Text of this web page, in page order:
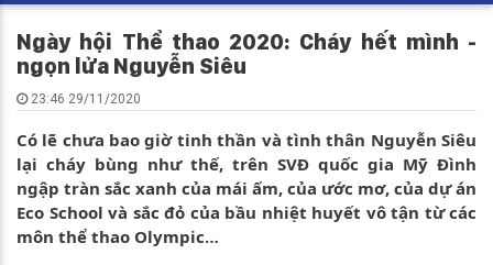
Ngày hội Thể thao 2020: Cháy hết mình -
ngọn lửa Nguyễn Siêu
23:46 29/11/2020
Có lẽ chưa bao giờ tinh thần và tình thân Nguyễn Siêu
lại cháy bùng như thế, trên SVĐ quốc gia Mỹ Đình
ngập tràn sắc xanh của mái ấm, của ước mơ, của dự án
Eco School và sắc đỏ của bầu nhiệt huyết vô tận từ các
môn thể thao Olympic…